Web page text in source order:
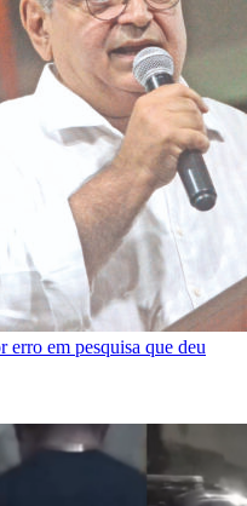
em pesquisa que deu